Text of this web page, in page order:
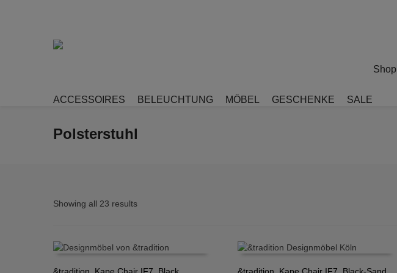
Shop
ACCESSOIRES BELEUCHTUNG MÖBEL GESCHENKE SALE
Polsterstuhl
Showing all 23 results